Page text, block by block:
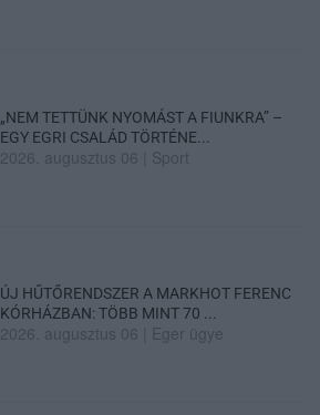
„NEM TETTÜNK NYOMÁST A FIUNKRA” –
EGY EGRI CSALÁD TÖRTÉNE...
2026. augusztus 06 Sport
ÚJ HŰTŐRENDSZER A MARKHOT FERENC
KÓRHÁZBAN: TÖBB MINT 70 ...
2026. augusztus 06 Eger ügye